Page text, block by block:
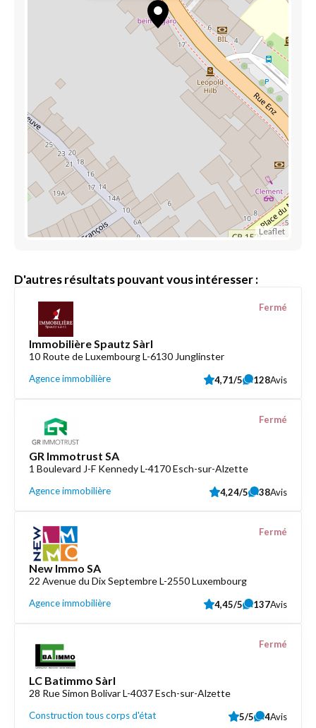
Leaflet
D'autres résultats pouvant vous intéresser :
Immobilière Spautz Sàrl
10 Route de Luxembourg L-6130 Junglinster
Agence immobilière
Fermé
4,71/5 128Avis
GR Immotrust SA
1 Boulevard J-F Kennedy L-4170 Esch-sur-Alzette
Agence immobilière
Fermé
4,24/5 38Avis
New Immo SA
22 Avenue du Dix Septembre L-2550 Luxembourg
Agence immobilière
Fermé
4,45/5 137Avis
LC Batimmo Sàrl
28 Rue Simon Bolivar L-4037 Esch-sur-Alzette
Construction tous corps d'état
Fermé
5/5 4Avis